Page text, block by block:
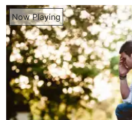
نه برای من جوان های عزیز متوجه باشین افسردگی چیزی است که خیلی آیست تایستا در کنار شما میایه و در زندگی شما وارد میشه شما را به مشکلات روحی روحانی چی کار میکنه دوچار میسازن اگر شما متوجه نباشی یک موقع سهل بکنه که افسردگی فقط اینیست که آدم در یک گوشه بیشینه گریه بکنه نخیر افسردگی میتونه شکل های مختلف داشته باشه جوان های عزیز که شاید خود ما هم ابتدا نفهمیم در شروع نفهمیم که ما افسرد هستیم این که میتونه آیستا آیستا زندگی شما را تحت تأثیر قرار بده دیگه دلتان کارای روزمره را به اون شکل که قبلن کار میکردین دیگه آیستا آیستا شما قبول نمیکنین شوق درس کندن اثرتان میره گبزدن حتی امی که ما با امروار دوستهای خود سبیه هستیم اونها فکر میکنند که شما تغییر کردیم براتان سخت از جوانهای عزیز شبها خوابتان نمیبره برعکس بیش از حد بعضی موقعی میخوابید اشتیا یا کم میشه یا زیاد میشه حس خستگی متداوم دارین جوانهای عزیز یک سنگینی در دلتان احساس میکنین بعضی وقتا آدمها خودا بیارزش فکر میکنند جوانهای عزیز و شنوینده های محترم ما شما دیدیم از احمد و نرگیز شنویدیم فقط حس میکنم یک چیز در درانیم خیلی سنگین هست و علاقه ندارم به هیچ کار نه به درس نه به کار خانه حتی به دیدن دوستا شبها خوابم نمیبره یا وقتی که میخوابم صبح بیدار میشم باز هم خسته هستم پس میبینین جوانهای عزیز این امی علایمه را گفتین که علایمه هست که در زندگی ما وارد میشه خود ما نمیفمیم آیستا آیستا ما را چی کار میکنه به طرف میبره که ما را به ایک مشکل روحی روانی خیلی بد دوچار میکنه جوانهای عزیز و شنوینده های محترم بازم ما شما میفمیم که احمد و نرگیز حرف میذادن احمد بره نرگیز میگفت چون قصر خود فشار میاری گب بزن و دلت صبوک میشه جوانهای عزیز متوجی باشین دائم دائم شخص دو شخص در زندگی تان خیلی نزدیک باشن منحیث رحنما منحیث رحبر منحیث برادر بزرگ اگر مشکل میخورین با امروه از اونا امی مشکلات در اشتراک بگذارین کوشش کنین جوانهای عزیز اینا کسایی باشن که از شما کرده بزرگ باشه و تجربه زیاد داشته باشه در عرصه های زندگی و امو رقمی که ما شما از نرگیز و آرش میشنیده در باره همون درس هایی که چقدر دوست تاشتی و در باره کارهایی که میخواستی انجام بدی حالا چرا هم گوشنشین شدی پس میبینیم که نرگیز میکنه که فکر میکنیم که کدام چزایی برای من اتفاق میفته هدفش این امی هست که من آیستا ایستا مریض شده را استم افسورده شده را استم جوانهای عزیز و شنوینده های محترم ما شما دیدیم که بعدازو باز احمد گفت که تو تنها نیستی و این حسی که در پیش تو ایجاد شده حسی هست که هزارها نفر ستها نفر داره و این را میگن حسی افسوردگی همون رقمی که ما شما میبینیم احمد آیستا ایستا نرگیز را تشویق میکنه به این که بامورای خداون نزدیک شوه و کلام خدا را بخونه ما شما دیدیم که احمد یک آیه کتاب مقدسه بامورای نرگیز به اشتراک گذاشت او آیه کتاب مقدس در زبور شریف فصل 34 آیه 18 به این شکل نوشته هستم خداون نزدیک دل شکستگان هست و آنان را که افسورده و عمدوگین عمد نجات میدهد بله جوانهای عزیز و شنوینده های محترم ما شما شنیدیم که در این آیه کتاب مقدس خیلی واضحانه میگه که خداون نزدیک دل شکستگان هست افسورده هست خداون چی کار میکنند در نجات چون میاد لیکن اگر ما بر خداون نزدیک باشیم ما جوانهای عزیز و شنوینده های محترم میفهم که مشکلات داریم مشکلات ما را فقط بر خداونده خود بسپاریم جوانهای عزیز و شنوینده های محترم همون رقمه که ما در ادامه حرفای نرگیز و احمد شنیدیم نرگیز کفی که بیا که با هم دیگر دکتر باریم نرگیز کفی که من خود دیوان نیستم دکتر بارم پس جوانهای عزیز همون رقمه که بر شما گفتم افسوردگی خیلی آیستا آیستا وارد زندگی ما میشه اوامل مختلف سبب میشه که ما را افسورده بسازه و بری ما مشکلات جدی ایجاد بگونه کوشیش کنین که بری دکتر بری ایک شخص روانشناس کسایی که از ما کرده بزرگ هست با مشکلات را به این شکل گذارانده با امروزنا حرف بزنین بر شما خیلی کمک میکنه کسایی باشه که در این بخش بفهمه خبره باشه همون رقمی گفتم در اول برنامه نرگیز چانم با امروز ما در برنامه هسته نرگیز چان ما در رابطه با افسوردگی صحبت میکنیم نرگیز چان شجاعت و آگاهی و گامهای پیوسته داره هرچقدر که گامهایی ما کچک باشه اما چیست باید پیوسته باشه و این گامهای کچک و پیوسته ما رو میتونه نزدیکتر بکنه به آزادی از افسوردگی اولین راهکار ای است که ما اعتراف و پذیریش داشته باشیم که اولین و شجاعان ترین گام هسته جوانای عزیز همه ما میدانیم که در جامعه ما داشتن یا گفتنیه که ما بگیم من افسورده هستم یا مشکل روحی دارم این یک تابو هست یعنی ما خجالت میکشیم از این که ما بگیم من مشکل روحی دارم چرا؟ بخاطر از این که در جامعه ما یک فرهنگ است که جا افتاده میگه وقتی یک شخص بگه من مشکل روحی دارم این رقم فکر میکنن که او دیوانه شده اما ما باید چیکار بکنیم ما در اینجا باید اعتراف داشته باشیم پذیریش داشته باشیم شجاعت داشته باشیم و از روح خود محافظت بکنیم همون قسمه که دست ما میشکنه یا سر ما درد میکنه ما میریم پیش دکتر خجالت نمی کشیم این هم مثل اموه هست این مهمتر هست روح ما سالم باشه تایی که بیتونیم زندگی راحتتر داشته باشیم سالمتر داشته باشیم پس ما باید در اینجا چیکار بکنیم اولین و مهمترین قدم را برداریم و پذیریش و اعتراف داشته باشیم خجالت نکشیم و از روح خود محافظت بکنیم و روح خود را شفا بدیم و همون قسم میریم طرف راهکار دوم راهکار دوم چی هست؟ ای هست که ما همراه مشاورین یا روانشناس ها در ارتباط باشیم جسدو جو بکنیم و بریم پیش روانشناس همون قسم گفتم که گفتن حرفی که ما مشکل روحی داروم یا روحیم سالم نسته در جامعه ما تابو هست یعنی تا هنوز در جامعه ما جا نیفتاده و همون قسم هم در راهکار دوم رفتن پیش یک روانشناس هم چی هست؟ در جامعه ما یک گپی هست که تا هنوز جا نیفتاده و مردم ما عادت نداره به این موضوعات پس چیکار بکنیم؟ ما باید سجوب بکنیم و بخاطر شفادادن روح خود بخاطر یک زندگی بهتر چیکار بکنیم؟ ما باید مقابله بکنیم و اعتراف داشته باشیم اگر شما در این مرحله هستین و احساس میکنین که شما نمیتونین از این وضعیت از این سفصولدگی نجات پیدا بکنین لطفا شما از رفتن به پیش داکتر روانشناس نترسین بخاطر ازی که نشانه زعف نیسته بلکه نشانه هشمندی و دوست داشتن خود شماسته بله بله تشکر می کنم نرگست جان و دو قدم خیلی مهم بله جوان های عزیز و شنوینده های محترم در این مقته برنامه میریم یک سروت میشتهیم بعد سروت شما را خیلی خوش آمدید میکنم در ایدامی برنامه ببخش خدایم بنانام را تانم از دتایم به پایه طفتم تو را پرستم به پایه طفتم تو را پرستم کجا بود ایزم از رونه پاکم کلامه داشم حیات به جانم کجا بود ایزم از رونه پاکم کلامه داشم حیات به جانم وقتم توی ایزامه بودم به پایه طفتم تو را پرستم به پایه طفتم تو را پرستم از رونه پاکم توی ایزامه بودم از رونه پاکم تو را پرستم از رونه پاکم توی از رونه پاکم توی از ریشه آبه از ریش
Now Playing